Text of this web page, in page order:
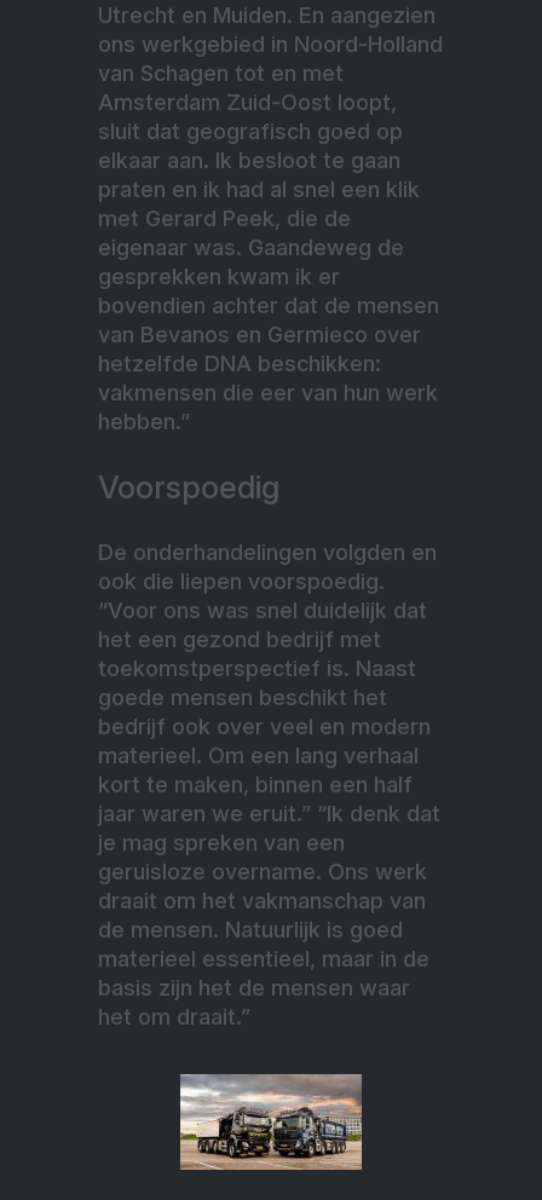
Utrecht en Muiden. En aangezien
ons werkgebied in Noord-Holland
van Schagen tot en met
Amsterdam Zuid-Oost loopt,
sluit dat geografisch goed op
elkaar aan. Ik besloot te gaan
praten en ik had al snel een klik
met Gerard Peek, die de
eigenaar was. Gaandeweg de
gesprekken kwam ik er
bovendien achter dat de mensen
van Bevanos en Germieco over
hetzelfde DNA beschikken:
vakmensen die eer van hun werk
hebben.”
Voorspoedig
De onderhandelingen volgden en
ook die liepen voorspoedig.
“Voor ons was snel duidelijk dat
het een gezond bedrijf met
toekomstperspectief is. Naast
goede mensen beschikt het
bedrijf ook over veel en modern
materieel. Om een lang verhaal
kort te maken, binnen een half
jaar waren we eruit.” “Ik denk dat
je mag spreken van een
geruisloze overname. Ons werk
draait om het vakmanschap van
de mensen. Natuurlijk is goed
materieel essentieel, maar in de
basis zijn het de mensen waar
het om draait.”